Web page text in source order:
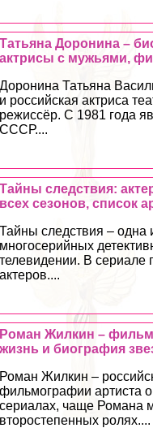
Татьяна Доронина –
актрисы с мужьями,
Доронина Татьяна
и российская актриса
режиссёр. С 1981 года
СССР....
Тайны следствия:
всех сезонов, список
Тайны следствия –
многосерийных
телевидении. В сериале
актеров....
Роман Жилкин –
жизнь и биография
Роман Жилкин –
фильмографии артиста
сериалах, чаще Романа
второстепенных ролях....